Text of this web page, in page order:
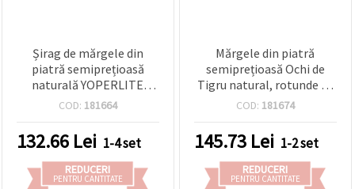
Șirag de mărgele din
piatră semiprețioasă
naturală YOPERLITE
(sodalit-sienit reactiv UV),
COD: 181664
132.66 Lei 1-4 set
REDUCERI
PENTRU CANTITATE
Mărgele din piatră
semiprețioasă Ochi de
Tigru natural, rotunde 10
mm, calitate AB+, șirag
maro/auriu cu efect
chatoyant, pentru
bijuterii handmade și
hobby craft
COD: 181674
145.73 Lei 1-2 set
REDUCERI
PENTRU CANTITATE